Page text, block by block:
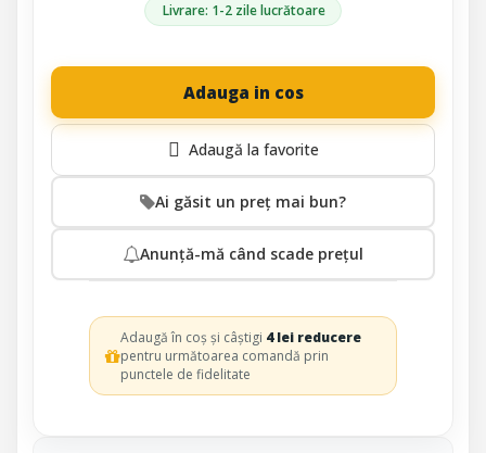
Livrare: 1-2 zile lucrătoare
Adauga in cos
Ai găsit un preț mai bun?
Anunță-mă când scade prețul
Adaugă în coș și câștigi 4 lei reducere
pentru următoarea comandă prin
punctele de fidelitate